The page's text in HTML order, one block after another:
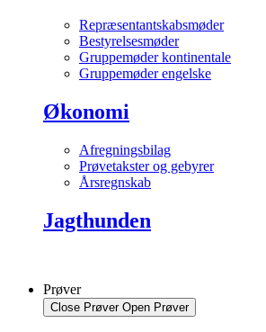
Repræsentantskabsmøder
Bestyrelsesmøder
Gruppemøder kontinentale
Gruppemøder engelske
Økonomi
Afregningsbilag
Prøvetakster og gebyrer
Årsregnskab
Jagthunden
Prøver
Close Prøver Open Prøver